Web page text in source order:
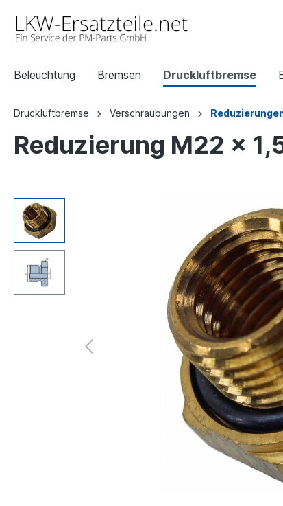
Beleuchtung Bremsen Druckluftbremse
Druckluftbremse Verschraubungen
Reduzierung M22 x